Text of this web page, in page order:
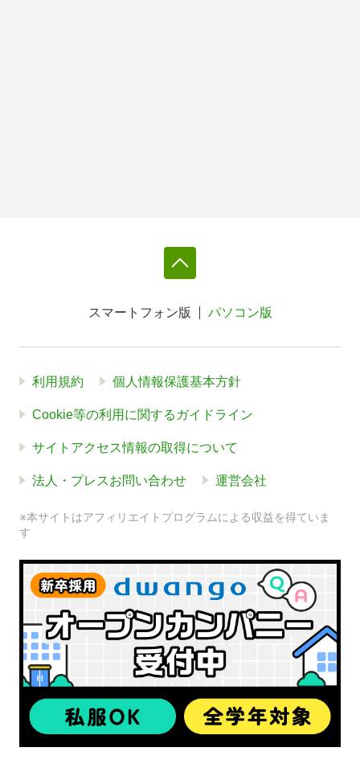
スマートフォン版 パソコン版
利用規約 個人情報保護基本方針
Cookie等の利用に関するガイドライン
サイトアクセス情報の取得について
法人・プレスお問い合わせ 運営会社
※本サイトはアフィリエイトプログラムによる収益を得ていま
す